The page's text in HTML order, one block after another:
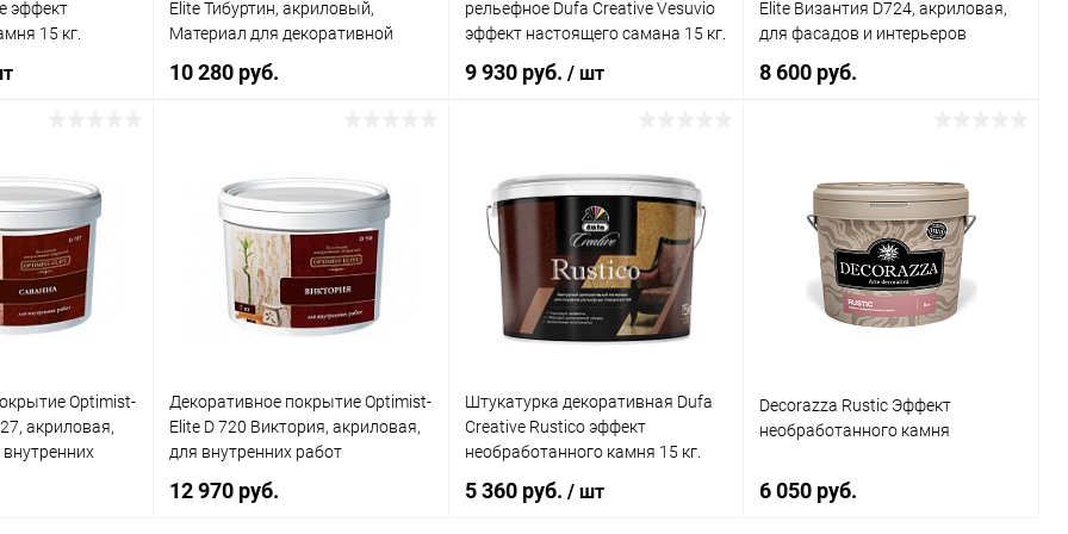
Белый
Элемент каталога:
Белый
Элемент каталога:
эффект
15 кг.
Сравнение
В наличии
Elite Тибуртин, акриловый,
Материал для декоративной
10 280 руб.
Купить в 1 клик Сравнение
В избранное В наличии
Литраж | Масса:
Цвет
Белый
Элемент каталога:
рельефное Dufa Creative Vesuvio
эффект настоящего самана 15 кг.
9 930 руб. / шт
В корзину
Купить в 1 клик Сравнение
В избранное В наличии
Elite Византия D724, акриловая,
для фасадов и интерьеров
8 600 руб.
Купить в 1 клик Сравнение
В избранное В наличии
Литраж | Масса:
Цвет
Белый
Элемент каталога:
Optimist-
акриловая,
Декоративное покрытие Optimist-
Elite D 720 Виктория, акриловая,
для внутренних работ
12 970 руб.
Штукатурка декоративная Dufa
Creative Rustico эффект
необработанного камня 15 кг.
5 360 руб. / шт
Decorazza Rustic Эффект
необработанного камня
6 050 руб.